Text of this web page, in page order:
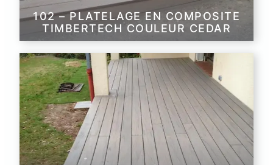
102 – PLATELAGE EN COMPOSITE
TIMBERTECH COULEUR CEDAR